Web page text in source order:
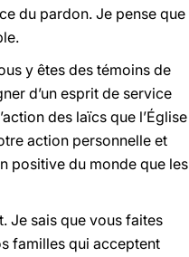
du pardon. Je pense que
y êtes des témoins de
d’un esprit de service
des laïcs que l’Église
action personnelle et
positive du monde que les
Je sais que vous faites
familles qui acceptent